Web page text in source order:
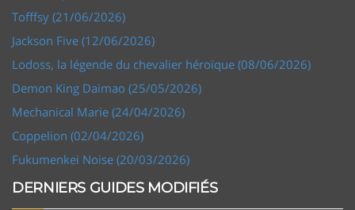
Tofffsy (21/06/2026)
Jackson Five (12/06/2026)
Lodoss, la légende du chevalier héroïque (08/06/2026)
Demon King Daimao (25/05/2026)
Mechanical Marie (24/04/2026)
Coppelion (02/04/2026)
Fukumenkei Noise (20/03/2026)
DERNIERS GUIDES MODIFIÉS